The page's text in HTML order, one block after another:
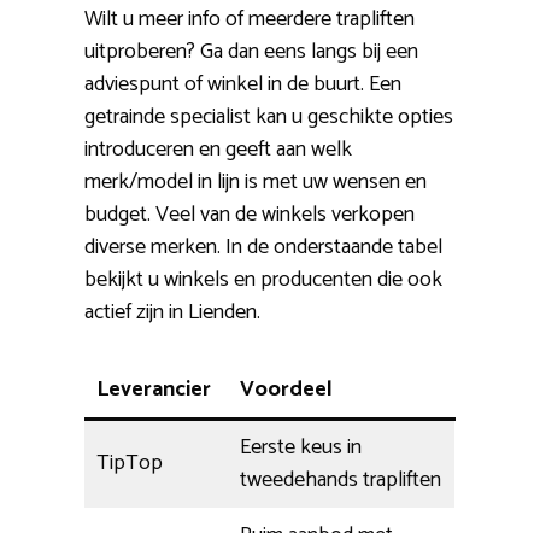
Wilt u meer info of meerdere trapliften
uitproberen? Ga dan eens langs bij een
adviespunt of winkel in de buurt. Een
getrainde specialist kan u geschikte opties
introduceren en geeft aan welk
merk/model in lijn is met uw wensen en
budget. Veel van de winkels verkopen
diverse merken. In de onderstaande tabel
bekijkt u winkels en producenten die ook
actief zijn in Lienden.
Leverancier Voordeel
TipTop
Eerste keus in
tweedehands trapliften